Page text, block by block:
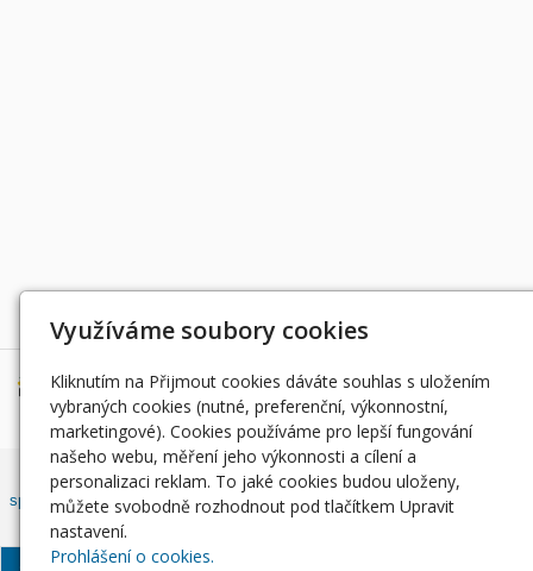
Děkujeme za podporu
Český rybářský svaz, z. s. , Západočeský územní svaz zapsán ve
spolkovém rejstříku, vedeným Městským soudem v Praze, oddíl L, vložka
Využíváme soubory cookies
Kliknutím na Přijmout cookies dáváte souhlas s uložením
vybraných cookies (nutné, preferenční, výkonnostní,
marketingové). Cookies používáme pro lepší fungování
našeho webu, měření jeho výkonnosti a cílení a
personalizaci reklam. To jaké cookies budou uloženy,
můžete svobodně rozhodnout pod tlačítkem Upravit
nastavení.
Prohlášení o cookies.